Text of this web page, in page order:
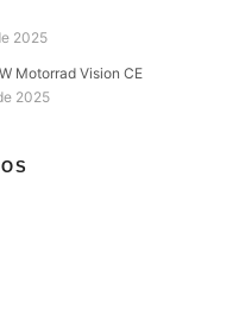
2025
Motorrad Vision CE
2025